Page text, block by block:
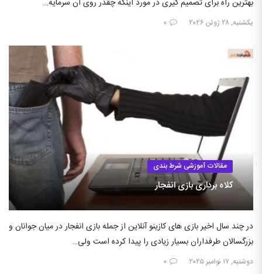
یکشنبه, ۲۸ ژوئن ۲۰۲۶ ۰
مقالات آموزشی شرط بندی
کلاه برداری بازی انفجار
در چند سال اخیر بازی های کازینو آنلاین از جمله بازی انفجار در میان جوانان و
بزرگسالان طرفداران بسیار زیادی را پیدا کرده است ولی…
دوشنبه, ۱۷ نوامبر ۲۰۲۵ ۰